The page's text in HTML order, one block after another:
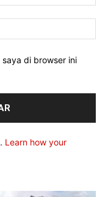
di browser ini
Learn how your